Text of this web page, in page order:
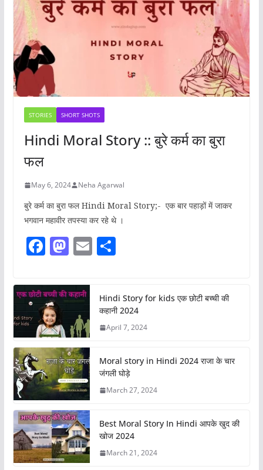
STORIES SHORT SHOTS
Hindi Moral Story :: बुरे कर्म का बुरा
फल
May 6, 2024 Neha Agarwal
बुरे कर्म का बुरा फल Hindi Moral Story;- एक बार पहाड़ों में जाकर
भगवान महावीर तपस्या कर रहे थे ।
F
c
e
b
o
o
k
M
st
o
d
o
n
E S
e
Hindi Story for kids एक छोटी बच्ची की
कहानी 2024
April 7, 2024
Moral story in Hindi 2024 राजा के चार
जंगली घोड़े
March 27, 2024
Best Moral Story In Hindi आपके खुद की
खोज 2024
March 21, 2024